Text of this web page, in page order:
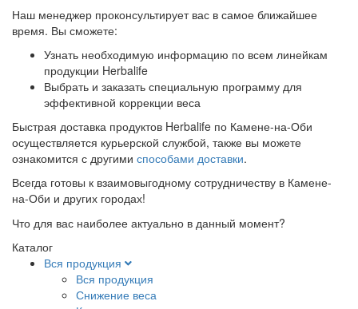
Наш менеджер проконсультирует вас в самое ближайшее
время. Вы сможете:
Узнать необходимую информацию по всем линейкам
продукции Herbalife
Выбрать и заказать специальную программу для
эффективной коррекции веса
Быстрая доставка продуктов Herbalife по Камене-на-Оби
осуществляется курьерской службой, также вы можете
ознакомится с другими способами доставки.
Всегда готовы к взаимовыгодному сотрудничеству в Камене-
на-Оби и других городах!
Что для вас наиболее актуально в данный момент?
Каталог
Вся продукция
Вся продукция
Снижение веса